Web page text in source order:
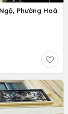
Phường Hoà